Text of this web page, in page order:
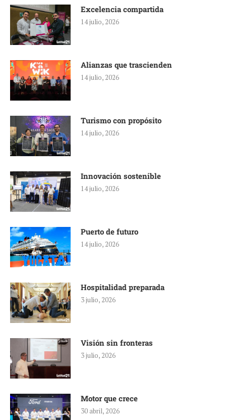
Excelencia compartida
14 julio, 2026
Alianzas que trascienden
14 julio, 2026
Turismo con propósito
14 julio, 2026
Innovación sostenible
14 julio, 2026
Puerto de futuro
14 julio, 2026
Hospitalidad preparada
3 julio, 2026
Visión sin fronteras
3 julio, 2026
Motor que crece
30 abril, 2026